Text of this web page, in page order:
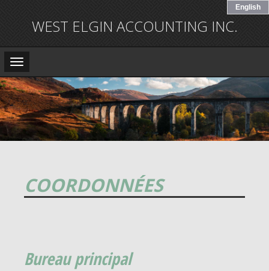
English
WEST ELGIN ACCOUNTING INC.
Main
Navigation
COORDONNÉES
Bureau principal